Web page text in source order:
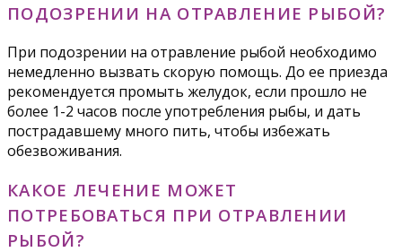
ПОДОЗРЕНИИ НА ОТРАВЛЕНИЕ РЫБОЙ?
При подозрении на отравление рыбой необходимо
немедленно вызвать скорую помощь. До ее приезда
рекомендуется промыть желудок, если прошло не
более 1-2 часов после употребления рыбы, и дать
пострадавшему много пить, чтобы избежать
обезвоживания.
КАКОЕ ЛЕЧЕНИЕ МОЖЕТ
ПОТРЕБОВАТЬСЯ ПРИ ОТРАВЛЕНИИ
РЫБОЙ?